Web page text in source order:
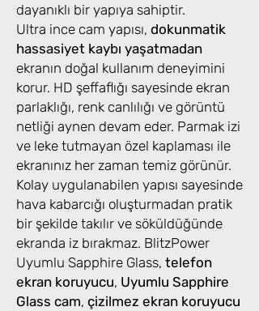
dayanıklı bir yapıya sahiptir.
Ultra ince cam yapısı, dokunmatik
hassasiyet kaybı yaşatmadan
ekranın doğal kullanım deneyimini
korur. HD şeffaflığı sayesinde ekran
parlaklığı, renk canlılığı ve görüntü
netliği aynen devam eder. Parmak izi
ve leke tutmayan özel kaplaması ile
ekranınız her zaman temiz görünür.
Kolay uygulanabilen yapısı sayesinde
hava kabarcığı oluşturmadan pratik
bir şekilde takılır ve söküldüğünde
ekranda iz bırakmaz. BlitzPower
Uyumlu Sapphire Glass, telefon
ekran koruyucu, Uyumlu Sapphire
Glass cam, çizilmez ekran koruyucu